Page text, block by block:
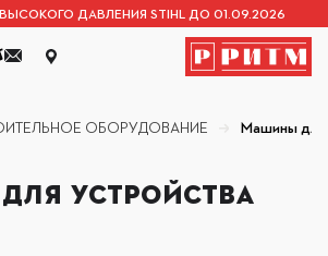
ДАВЛЕНИЯ STIHL ДО 01.09.2026
ОБОРУДОВАНИЕ Машины для
УСТРОЙСТВА